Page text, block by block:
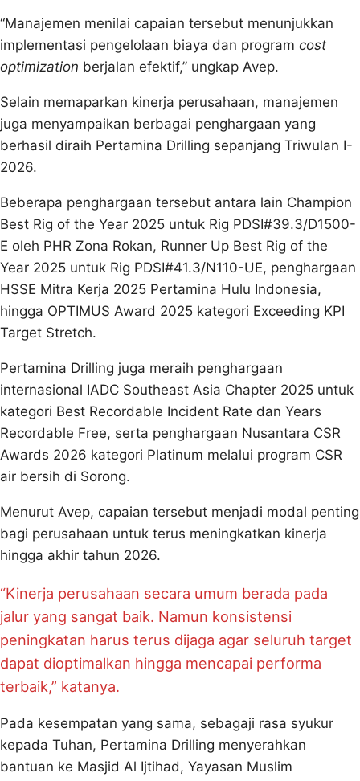
“Manajemen menilai capaian tersebut menunjukkan
implementasi pengelolaan biaya dan program cost
optimization berjalan efektif,” ungkap Avep.
Selain memaparkan kinerja perusahaan, manajemen
juga menyampaikan berbagai penghargaan yang
berhasil diraih Pertamina Drilling sepanjang Triwulan I-
2026.
Beberapa penghargaan tersebut antara lain Champion
Best Rig of the Year 2025 untuk Rig PDSI#39.3/D1500-
E oleh PHR Zona Rokan, Runner Up Best Rig of the
Year 2025 untuk Rig PDSI#41.3/N110-UE, penghargaan
HSSE Mitra Kerja 2025 Pertamina Hulu Indonesia,
hingga OPTIMUS Award 2025 kategori Exceeding KPI
Target Stretch.
Pertamina Drilling juga meraih penghargaan
internasional IADC Southeast Asia Chapter 2025 untuk
kategori Best Recordable Incident Rate dan Years
Recordable Free, serta penghargaan Nusantara CSR
Awards 2026 kategori Platinum melalui program CSR
air bersih di Sorong.
Menurut Avep, capaian tersebut menjadi modal penting
bagi perusahaan untuk terus meningkatkan kinerja
hingga akhir tahun 2026.
“Kinerja perusahaan secara umum berada pada
jalur yang sangat baik. Namun konsistensi
peningkatan harus terus dijaga agar seluruh target
dapat dioptimalkan hingga mencapai performa
terbaik,” katanya.
Pada kesempatan yang sama, sebagaji rasa syukur
kepada Tuhan, Pertamina Drilling menyerahkan
bantuan ke Masjid Al Ijtihad, Yayasan Muslim